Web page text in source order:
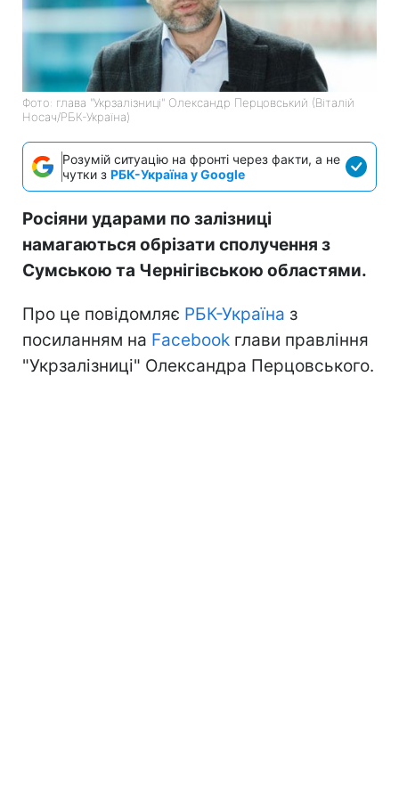
Фото: глава "Укрзалізниці" Олександр Перцовський (Віталій
Носач/РБК-Україна)
Розумій ситуацію на фронті через факти, а не
чутки з РБК-Україна у Google
Росіяни ударами по залізниці
намагаються обрізати сполучення з
Сумською та Чернігівською областями.
Про це повідомляє РБК-Україна з
посиланням на Facebook глави правління
"Укрзалізниці" Олександра Перцовського.